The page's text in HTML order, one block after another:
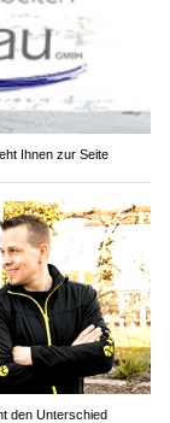
Ihnen zur Seite
den Unterschied